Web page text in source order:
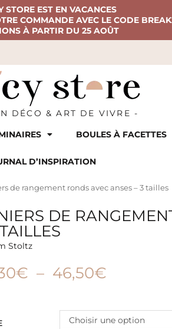
STORE EST EN VACANCES
COMMANDE AVEC LE CODE
À PARTIR DU 25 AOÛT
DÉCO & ART DE VIVRE -
BOULES À FACETTES
D’INSPIRATION
de rangement ronds avec anses – 3 tailles
DE
Stoltz
€ – 46,50€
Choisir une option